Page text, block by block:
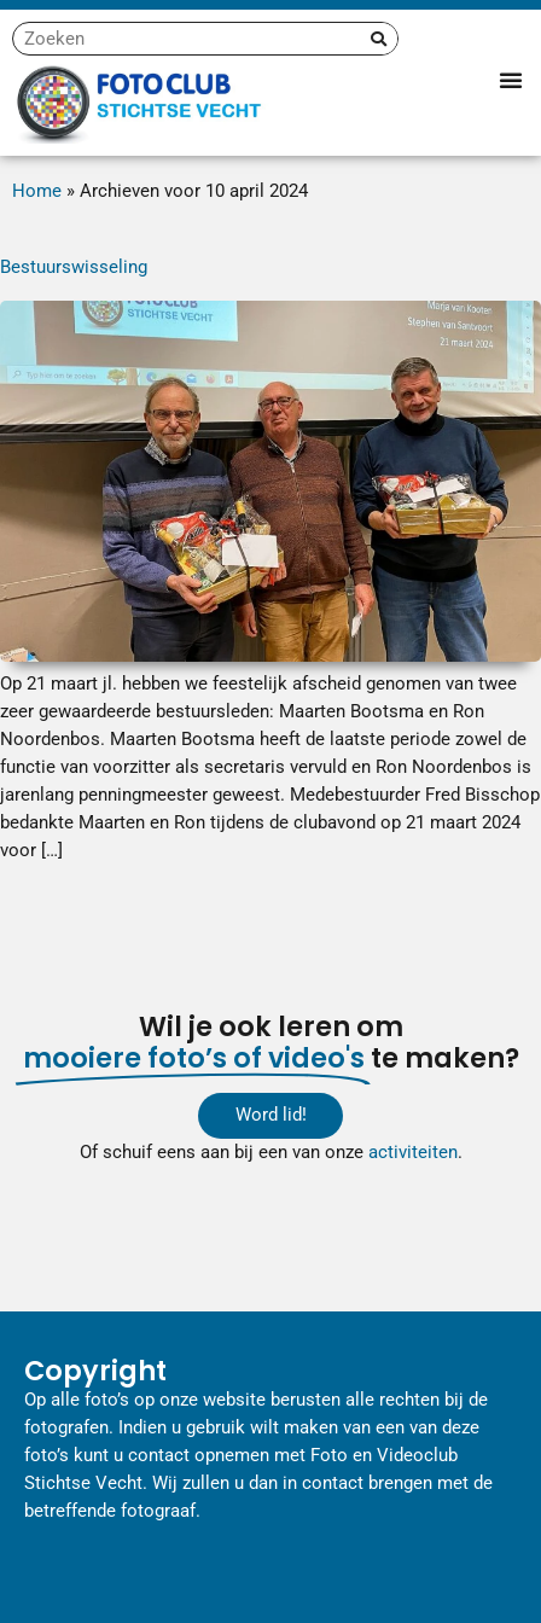
Home » Archieven voor 10 april 2024
Bestuurswisseling
Op 21 maart jl. hebben we feestelijk afscheid genomen van twee
zeer gewaardeerde bestuursleden: Maarten Bootsma en Ron
Noordenbos. Maarten Bootsma heeft de laatste periode zowel de
functie van voorzitter als secretaris vervuld en Ron Noordenbos is
jarenlang penningmeester geweest. Medebestuurder Fred Bisschop
bedankte Maarten en Ron tijdens de clubavond op 21 maart 2024
voor […]
Wil je ook leren om
mooiere foto’s of video's te maken?
Word lid!
Of schuif eens aan bij een van onze activiteiten.
Copyright
Op alle foto’s op onze website berusten alle rechten bij de
fotografen. Indien u gebruik wilt maken van een van deze
foto’s kunt u contact opnemen met Foto en Videoclub
Stichtse Vecht. Wij zullen u dan in contact brengen met de
betreffende fotograaf.